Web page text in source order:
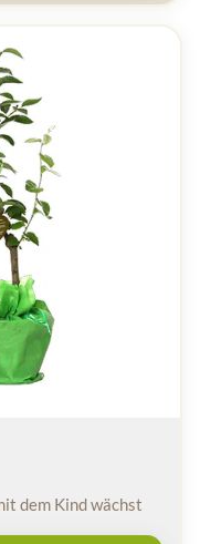
dem Kind wächst